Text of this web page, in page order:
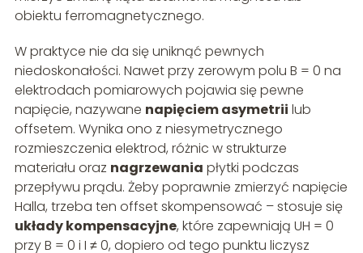
obiektu ferromagnetycznego.
W praktyce nie da się uniknąć pewnych
niedoskonałości. Nawet przy zerowym polu B = 0 na
elektrodach pomiarowych pojawia się pewne
napięcie, nazywane napięciem asymetrii lub
offsetem. Wynika ono z niesymetrycznego
rozmieszczenia elektrod, różnic w strukturze
materiału oraz nagrzewania płytki podczas
przepływu prądu. Żeby poprawnie zmierzyć napięcie
Halla, trzeba ten offset skompensować – stosuje się
układy kompensacyjne, które zapewniają UH = 0
przy B = 0 i I ≠ 0, dopiero od tego punktu liczysz